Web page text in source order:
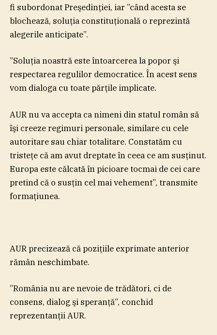
fi subordonat Preşedinţiei, iar ”când acesta se
blochează, soluţia constituţională o reprezintă
alegerile anticipate”.
”Soluţia noastră este întoarcerea la popor şi
respectarea regulilor democratice. În acest sens
vom dialoga cu toate părţile implicate.
AUR nu va accepta ca nimeni din statul român să
îşi creeze regimuri personale, similare cu cele
autoritare sau chiar totalitare. Constatăm cu
tristeţe că am avut dreptate în ceea ce am susţinut.
Europa este călcată în picioare tocmai de cei care
pretind că o susţin cel mai vehement”, transmite
formaţiunea.
AUR precizează că poziţiile exprimate anterior
rămân neschimbate.
”România nu are nevoie de trădători, ci de
consens, dialog şi speranţă”, conchid
reprezentanţii AUR.